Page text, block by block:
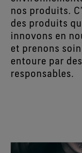
nos produits.
des produits
innovons en
et prenons
entoure par
responsables.